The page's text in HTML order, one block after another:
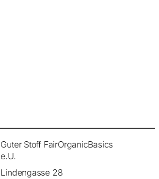
Guter Stoff FairOrganicBasics
e.U.
Lindengasse 28